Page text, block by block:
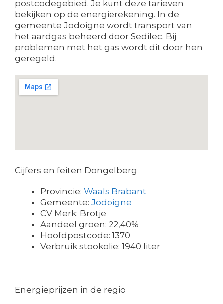
postcodegebied. Je kunt deze tarieven
bekijken op de energierekening. In de
gemeente Jodoigne wordt transport van
het aardgas beheerd door Sedilec. Bij
problemen met het gas wordt dit door hen
geregeld.
Cijfers en feiten Dongelberg
Provincie: Waals Brabant
Gemeente: Jodoigne
CV Merk: Brotje
Aandeel groen: 22,40%
Hoofdpostcode: 1370
Verbruik stookolie: 1940 liter
Energieprijzen in de regio